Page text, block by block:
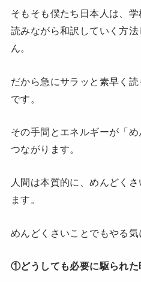
そもそも僕たち日本人は、
読みながら和訳していく方
ん。
だから急にサラッと素早く
です。
その手間とエネルギーが「
つながります。
人間は本質的に、めんどく
ます。
めんどくさいことでもやる気
①どうしても必要に駆られた